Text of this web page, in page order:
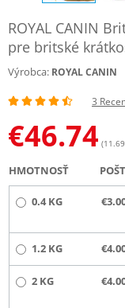
ROYAL CANIN
pre britské
Výrobca: ROYAL CANIN
3
€46.74
HMOTNOSŤ
0.4 KG
1.2 KG
2 KG